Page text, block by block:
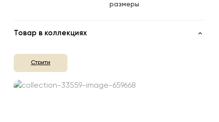
размеры
Товар в коллекциях
Стрити